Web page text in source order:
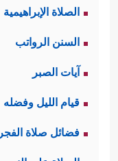
الصلاة الإبراهيمية
السنن الرواتب
آيات الصبر
قيام الليل وفضله
فضائل صلاة الفجر